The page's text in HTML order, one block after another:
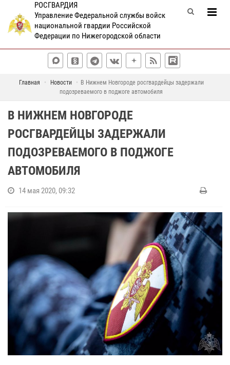
РОСГВАРДИЯ
Управление Федеральной службы войск
национальной гвардии Российской
Федерации по Нижегородской области
Главная Новости
В Нижнем Новгороде росгвардейцы задержали
подозреваемого в поджоге автомобиля
В НИЖНЕМ НОВГОРОДЕ
РОСГВАРДЕЙЦЫ ЗАДЕРЖАЛИ
ПОДОЗРЕВАЕМОГО В ПОДЖОГЕ
АВТОМОБИЛЯ
14 мая 2020, 09:32